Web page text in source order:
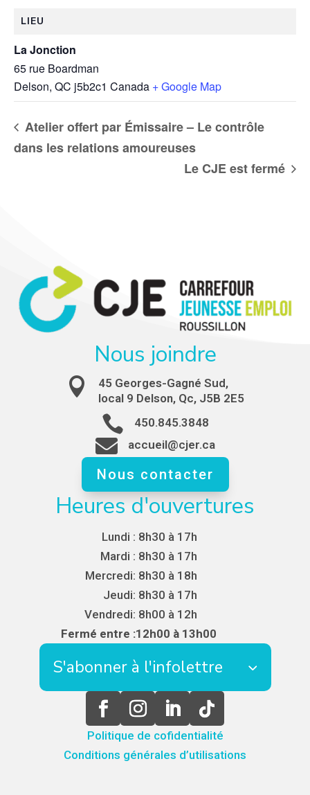
LIEU
La Jonction
65 rue Boardman
Delson, QC j5b2c1 Canada + Google Map
Atelier offert par Émissaire – Le contrôle
dans les relations amoureuses
Le CJE est fermé
Nous joindre

45 Georges-Gagné Sud,
local 9 Delson, Qc, J5B 2E5
 450.845.3848
 accueil@cjer.ca
Nous contacter
Heures d'ouvertures
Lundi : 8h30 à 17h
Mardi : 8h30 à 17h
Mercredi: 8h30 à 18h
Jeudi: 8h30 à 17h
Vendredi: 8h00 à 12h
Fermé entre :12h00 à 13h00
S'abonner à l'infolettre
Politique de cofidentialité
Conditions générales d’utilisations